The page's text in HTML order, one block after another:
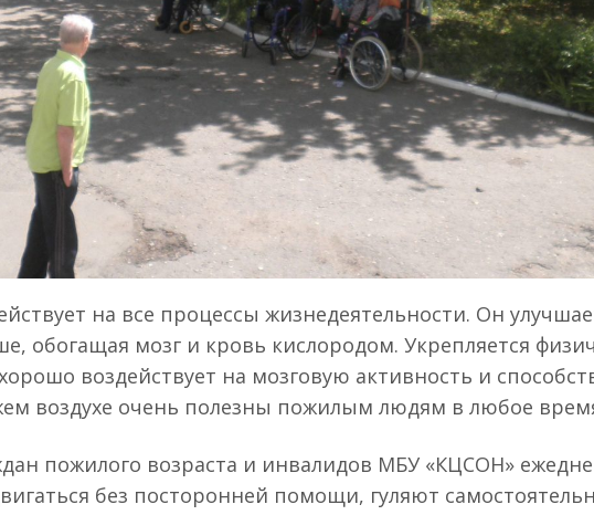
на все процессы жизнедеятельности. Он
обогащая мозг и кровь кислородом. Укрепляется
воздействует на мозговую активность и
воздухе очень полезны пожилым людям в любое
пожилого возраста и инвалидов МБУ «КЦСОН»
без посторонней помощи, гуляют